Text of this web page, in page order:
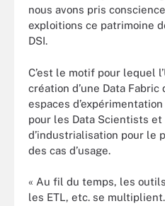
nous avons pris
exploitions ce patrimoine
DSI.
C’est le motif pour lequel
création d’une Data
espaces
pour les Data Scientists
d’industrialisation pour le
des cas d’usage.
« Au fil du temps, les
les ETL, etc. se